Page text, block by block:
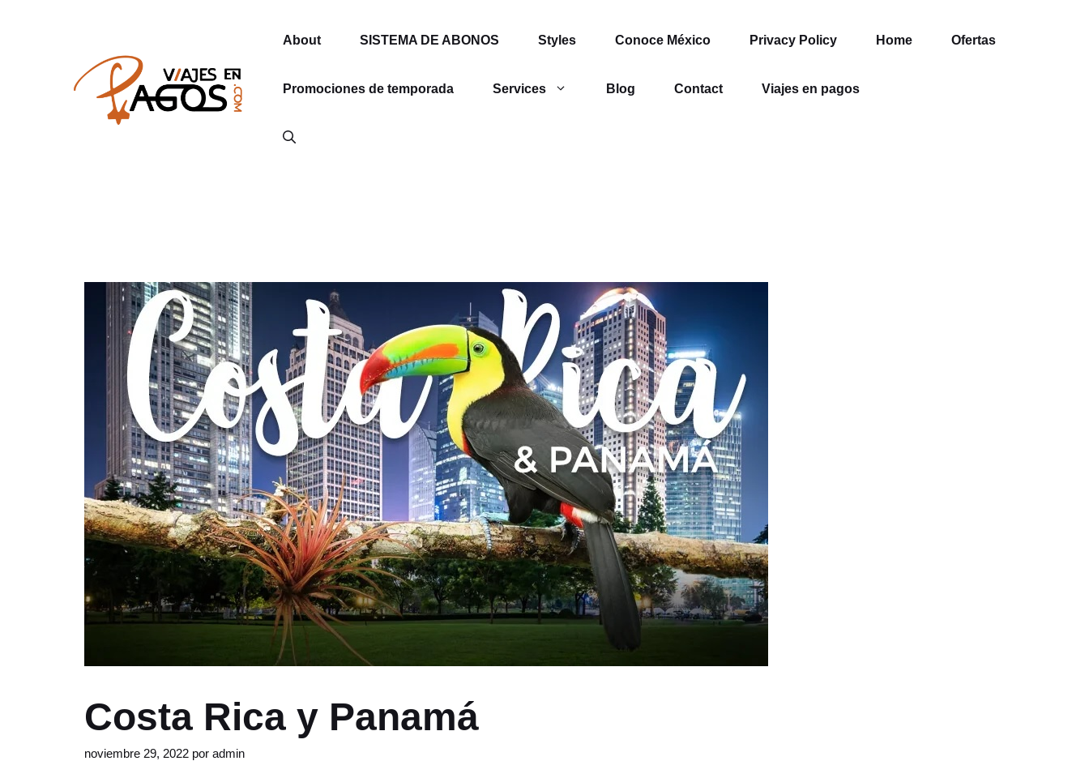
About SISTEMA DE ABONOS Styles Conoce México Privacy Policy Home Ofertas
Promociones de temporada Services Blog Contact Viajes en pagos
Costa Rica y Panamá
noviembre 29, 2022 por admin